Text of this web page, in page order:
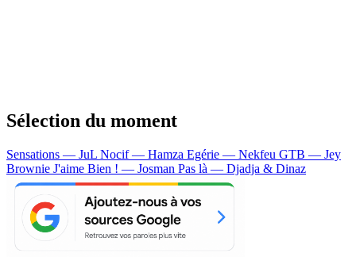
Sélection du moment
Sensations — JuL Nocif — Hamza Egérie — Nekfeu GTB — Jey
Brownie J'aime Bien ! — Josman Pas là — Djadja & Dinaz